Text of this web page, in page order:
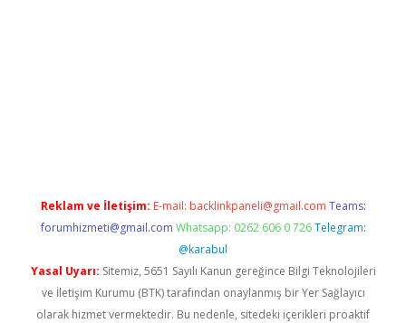
Reklam ve İletişim: E-mail: backlinkpaneli@gmail.com Teams:
forumhizmeti@gmail.com Whatsapp: 0262 606 0 726 Telegram:
@karabul
Yasal Uyarı: Sitemiz, 5651 Sayılı Kanun gereğince Bilgi Teknolojileri
ve İletişim Kurumu (BTK) tarafından onaylanmış bir Yer Sağlayıcı
olarak hizmet vermektedir. Bu nedenle, sitedeki içerikleri proaktif